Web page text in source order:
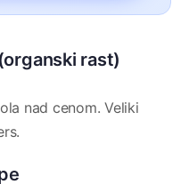
rast)
nad cenom. Veliki